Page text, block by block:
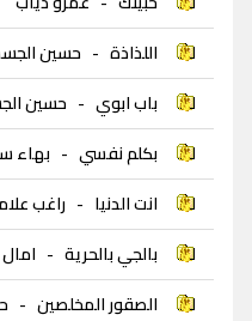
اللذاذة - حسين
باب ابوي - حسين
بكلم نفسي - بهاء
انت الدنيا - راغب
بالجي بالحرية -
الصقور المخلصين -